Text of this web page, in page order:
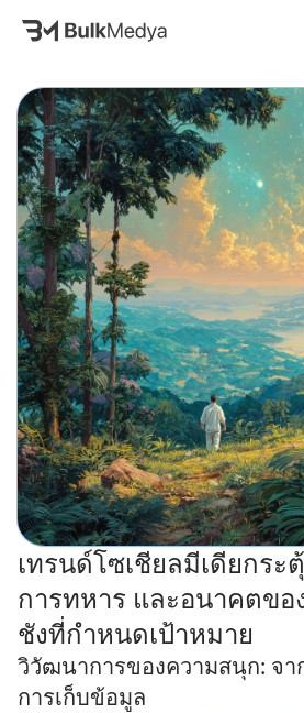
เทรนด์โซเชียลมีเดียกระ
การทหาร และอนาคตขอ
ชังที่กำหนดเป้าหมาย
วิวัฒนาการของความสนุก: จา
การเก็บข้อมูล